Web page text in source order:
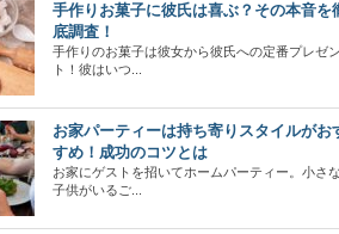
手作りお菓子に彼氏は喜ぶ？その本音を
底調査！
手作りのお菓子は彼女から彼氏への定番プレゼン
ト！彼はいつ...
お家パーティーは持ち寄りスタイルがお
すめ！成功のコツとは
お家にゲストを招いてホームパーティー。小さな
子供がいるご...